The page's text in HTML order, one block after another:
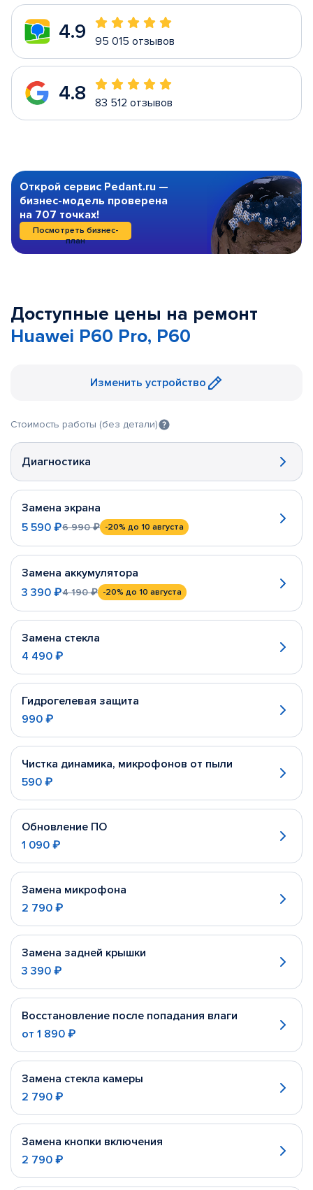
4.9 95 015 отзывов
4.8 83 512 отзывов
Открой сервис Pedant.ru —
бизнес-модель проверена
на 707 точках!
Посмотреть бизнес-
план
Доступные цены на ремонт
Huawei P60 Pro, P60
Изменить устройство
Стоимость работы (без детали)
Диагностика
Замена экрана
5 590 ₽6 990 ₽ -20% до 10 августа
Замена аккумулятора
3 390 ₽4 190 ₽ -20% до 10 августа
Замена стекла
4 490 ₽
Гидрогелевая защита
990 ₽
Чистка динамика, микрофонов от пыли
590 ₽
Обновление ПО
1 090 ₽
Замена микрофона
2 790 ₽
Замена задней крышки
3 390 ₽
Восстановление после попадания влаги
от 1 890 ₽
Замена стекла камеры
2 790 ₽
Замена кнопки включения
2 790 ₽